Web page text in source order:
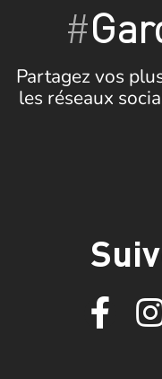
#
Partagez vos
les réseaux